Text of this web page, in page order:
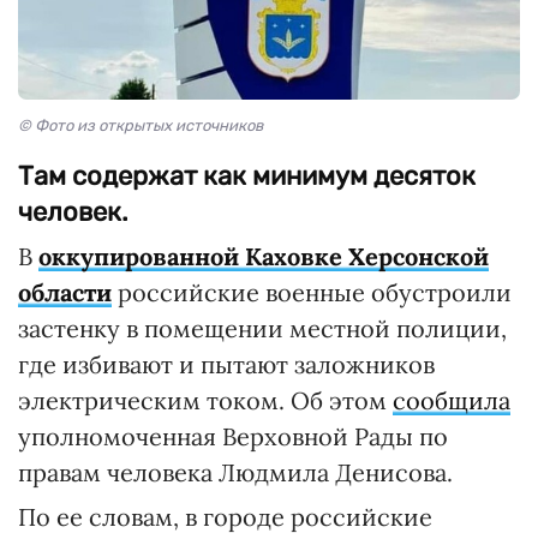
© Фото из открытых источников
Там содержат как минимум десяток
человек.
В оккупированной Каховке Херсонской
области российские военные обустроили
застенку в помещении местной полиции,
где избивают и пытают заложников
электрическим током. Об этом сообщила
уполномоченная Верховной Рады по
правам человека Людмила Денисова.
По ее словам, в городе российские